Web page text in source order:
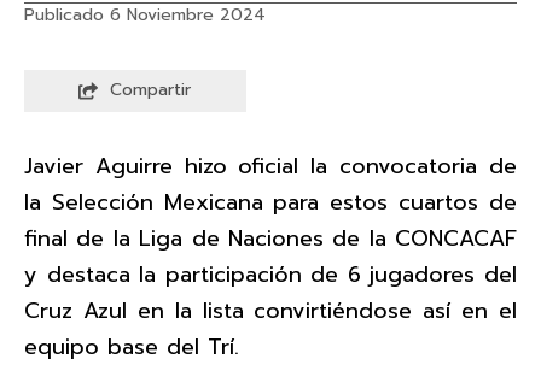
Publicado 6 Noviembre 2024
Compartir
Javier Aguirre hizo oficial la convocatoria de
la Selección Mexicana para estos cuartos de
final de la Liga de Naciones de la CONCACAF
y destaca la participación de 6 jugadores del
Cruz Azul en la lista convirtiéndose así en el
equipo base del Trí.